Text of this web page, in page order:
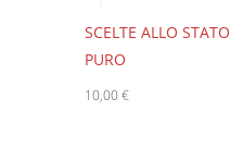
SCELTE ALLO STATO
PURO
10,00€